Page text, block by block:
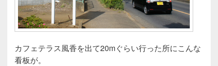
カフェテラス風香を出て20mぐらい行った所にこんな
看板が。